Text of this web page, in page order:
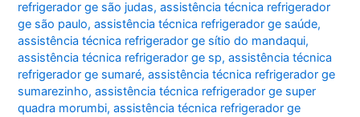
refrigerador ge são judas,assistência técnica refrigerador
ge são paulo,assistência técnica refrigerador ge saúde,
assistência técnica refrigerador ge sítio do mandaqui,
assistência técnica refrigerador ge sp,assistência técnica
refrigerador ge sumaré,assistência técnica refrigerador ge
sumarezinho,assistência técnica refrigerador ge super
quadra morumbi,assistência técnica refrigerador ge